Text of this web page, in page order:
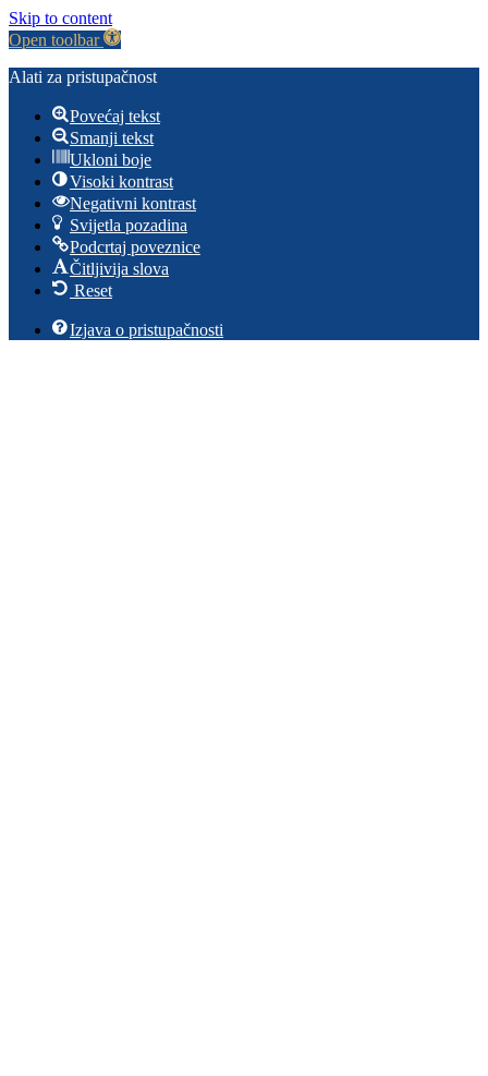
Skip to content
Open toolbar
Alati za pristupačnost
Povećaj tekst
Smanji tekst
Ukloni boje
Visoki kontrast
Negativni kontrast
Svijetla pozadina
Podcrtaj poveznice
Čitljivija slova
Reset
Izjava o pristupačnosti